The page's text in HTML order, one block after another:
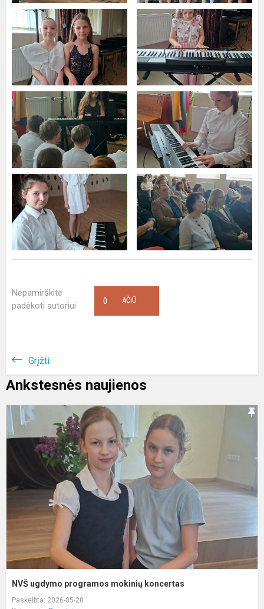
Nepamirškite
padėkoti autoriui
AČIŪ
0
Grįžti
Ankstesnės naujienos
NVŠ ugdymo programos mokinių koncertas
Paskelbta: 2026-05-20